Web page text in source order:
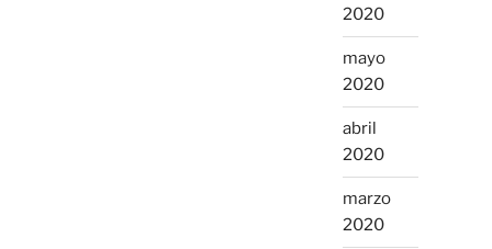
2020
mayo
2020
abril
2020
marzo
2020